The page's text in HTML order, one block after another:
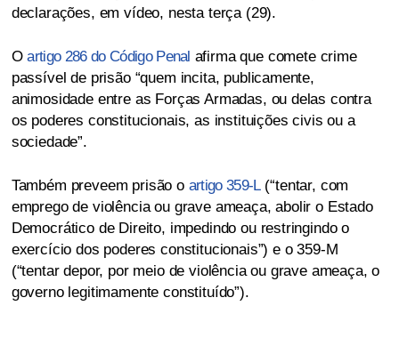
declarações, em vídeo, nesta terça (29).
Oartigo 286 do Código Penal afirma que comete crime
passível de prisão “quem incita, publicamente,
animosidade entre as Forças Armadas, ou delas contra
os poderes constitucionais, as instituições civis ou a
sociedade”.
Também preveem prisão o artigo 359-L(“tentar, com
emprego de violência ou grave ameaça, abolir o Estado
Democrático de Direito, impedindo ou restringindo o
exercício dos poderes constitucionais”) e o 359-M
(“tentar depor, por meio de violência ou grave ameaça, o
governo legitimamente constituído”).